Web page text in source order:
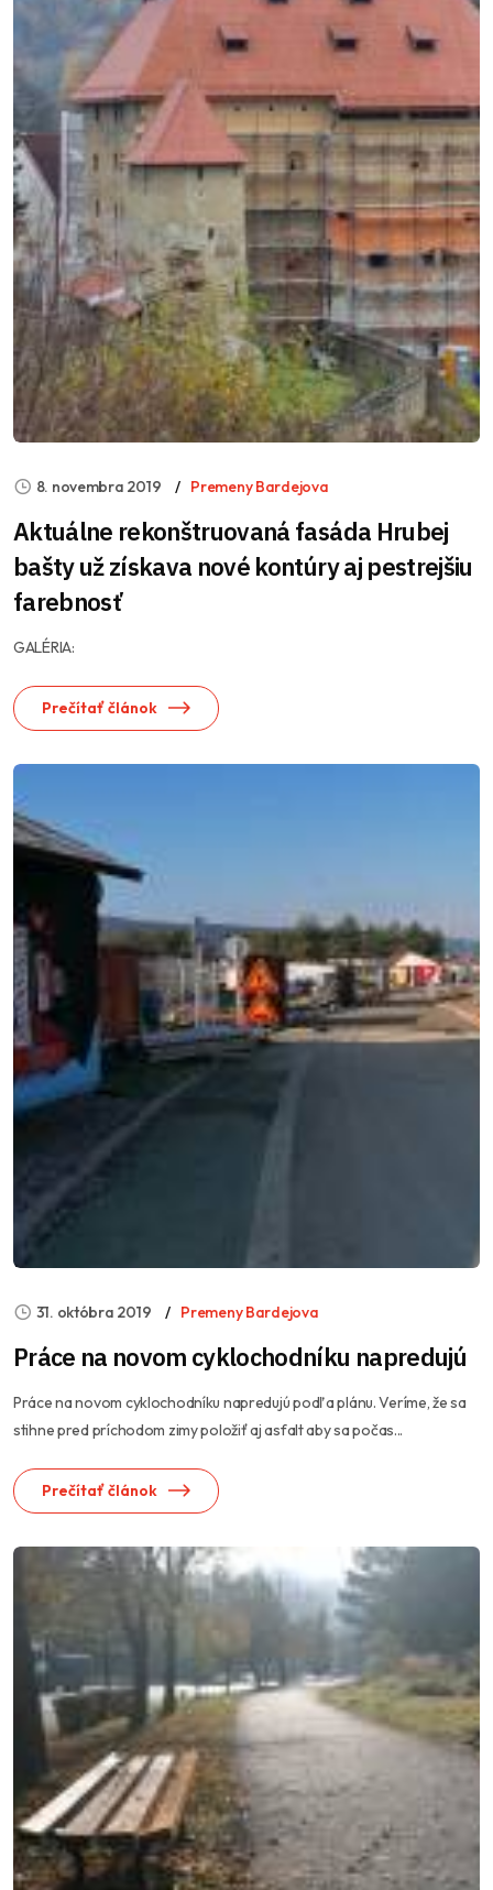
8. novembra 2019 Premeny Bardejova
Aktuálne rekonštruovaná fasáda Hrubej
bašty už získava nové kontúry aj pestrejšiu
farebnosť
GALÉRIA:
Prečítať článok
31. októbra 2019 Premeny Bardejova
Práce na novom cyklochodníku napredujú
Práce na novom cyklochodníku napredujú podľa plánu. Veríme, že sa
stihne pred príchodom zimy položiť aj asfalt aby sa počas...
Prečítať článok